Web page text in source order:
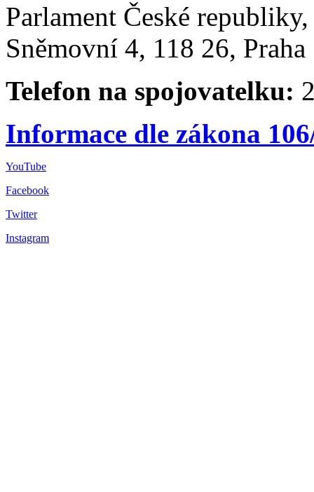
Parlament České
Sněmovní 4, 118 26,
Telefon na spojovatelku:
Informace dle zákona
YouTube
Facebook
Twitter
Instagram